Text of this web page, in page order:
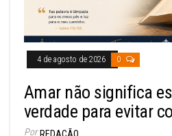
4 de agosto de 2026 0
Amar não significa
verdade para evitar
Por REDAÇÃO